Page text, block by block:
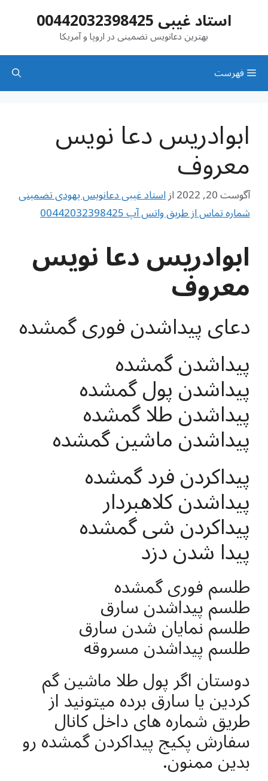
استاد غیبی 00442032398425
بهترین دعانویس تضمینی در اروپا و آمریکا
فهرست
ابوادریس دعا نویس
معروف
آگوست 20, 2022 ازاستاد غیبی دعانویس یهودی تضمینی
شماره تماس از طریق واتس آپ 00442032398425
ابوادریس دعا نویس
معروف
دعای پیداشدن فوری گمشده
پیداشدن گمشده
پیداشدن پول گمشده
پیداشدن طلا گمشده
پیداشدن ماشین گمشده
پیداکردن فرد گمشده
پیداشدن کلاهبردار
پیداکردن شی گمشده
پیدا شدن دزد
طلسم فوری گمشده
طلسم پیداشدن سارق
طلسم نمایان شدن سارق
طلسم پیداشدن مسروقه
دوستان اگر پول طلا ماشین گم
کردین یا سارق برده میتونید از
طريق شماره های داخل کانال
سفارش پکیج پیداکردن گمشده رو
بدین ممنون.